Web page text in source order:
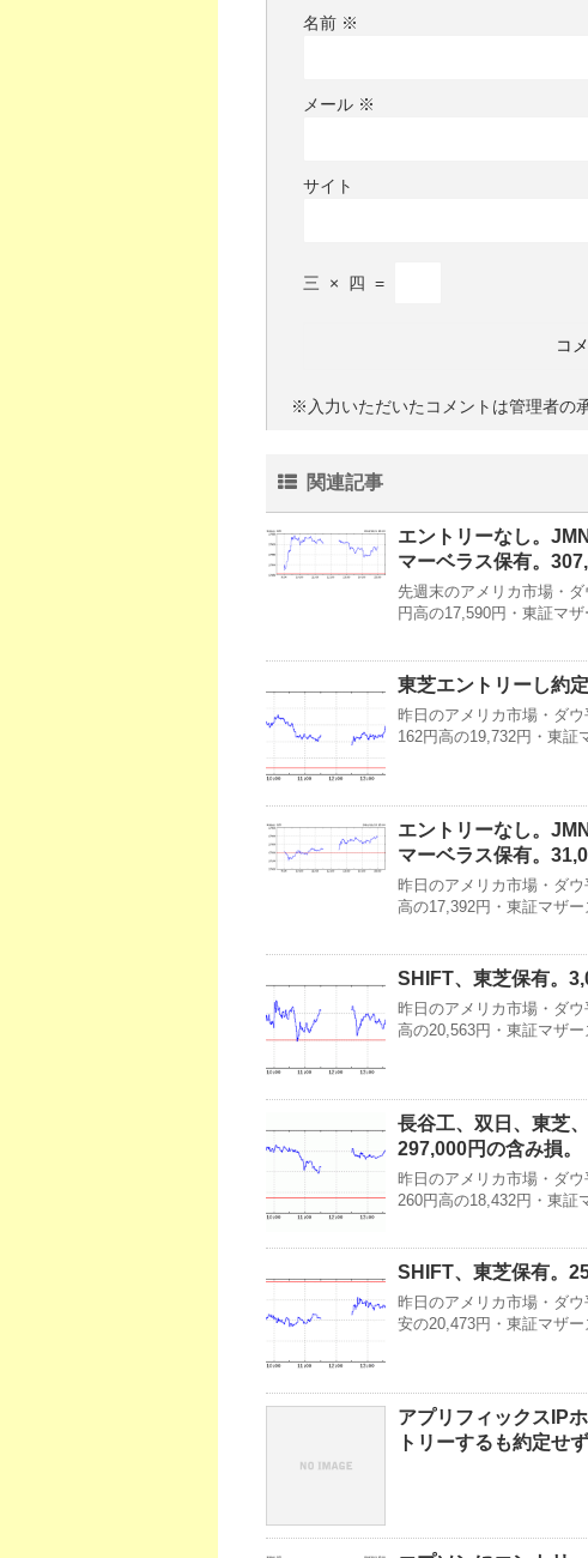
名前 ※
メール ※
サイト
三 × 四 =
※入力いただいたコメントは管理者の
関連記事
エントリーなし。
マーベラス保有。
先週末のアメリカ市場・
円高の17,590円・東証マ
東芝エントリーし約
昨日のアメリカ市場・ダ
162円高の19,732円・東証
エントリーなし。
マーベラス保有。
昨日のアメリカ市場・ダ
高の17,392円・東証マザー
SHIFT、東芝保有。
昨日のアメリカ市場・ダ
高の20,563円・東証マザー
長谷工、双日、東芝
297,000円の含み損。
昨日のアメリカ市場・ダ
260円高の18,432円・東証
SHIFT、東芝保有。
昨日のアメリカ市場・ダ
安の20,473円・東証マザー
アプリフィックスIP
トリーするも約定せ